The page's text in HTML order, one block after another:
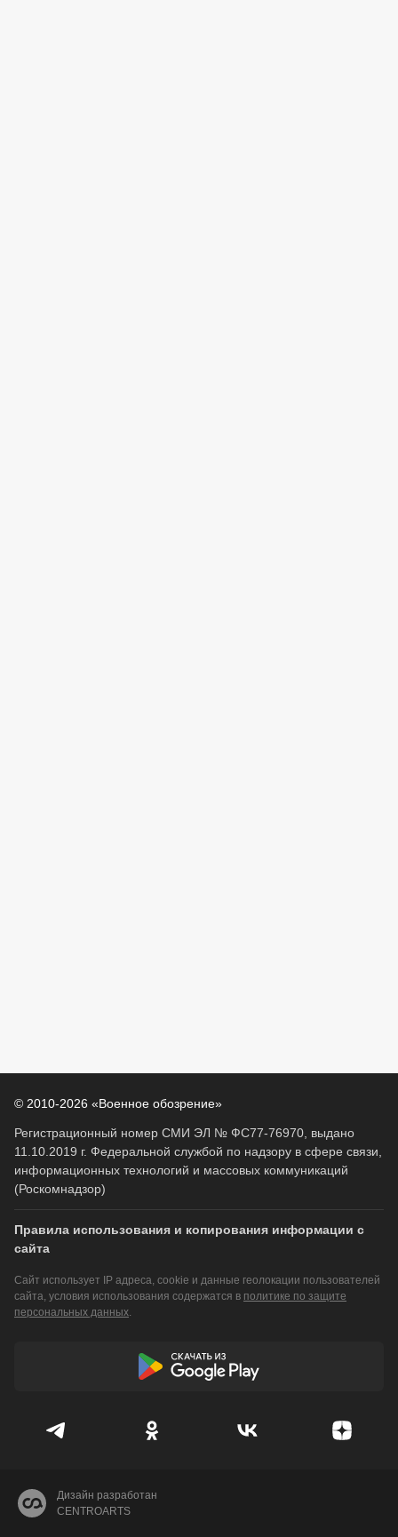
© 2010-2026 «Военное обозрение»
Регистрационный номер СМИ ЭЛ № ФС77-76970, выдано
11.10.2019 г. Федеральной службой по надзору в сфере связи,
информационных технологий и массовых коммуникаций
(Роскомнадзор)
Правила использования и копирования информации с
сайта
Сайт использует IP адреса, cookie и данные геолокации пользователей
сайта, условия использования содержатся в политике по защите
персональных данных.
Дизайн разработан
CENTROARTS